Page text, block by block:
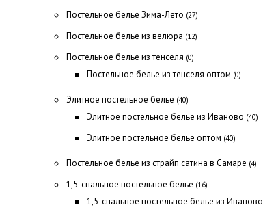
Постельное белье Зима-Лето (27)
Постельное белье из велюра (12)
Постельное белье из тенселя (0)
Постельное белье из тенселя оптом (0)
Элитное постельное белье (40)
Элитное постельное белье из Иваново (40)
Элитное постельное белье оптом (40)
Постельное белье из страйп сатина в Самаре (4)
1,5-спальное постельное белье (16)
1,5-спальное постельное белье из Иваново